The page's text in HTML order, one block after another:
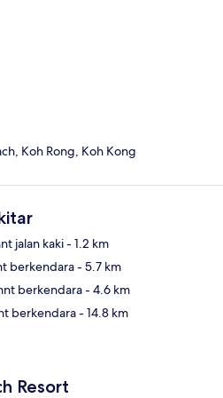
Koh Rong, Koh Kong
jalan kaki- 1.2 km
berkendara- 5.7 km
berkendara- 4.6 km
berkendara- 14.8 km
Resort